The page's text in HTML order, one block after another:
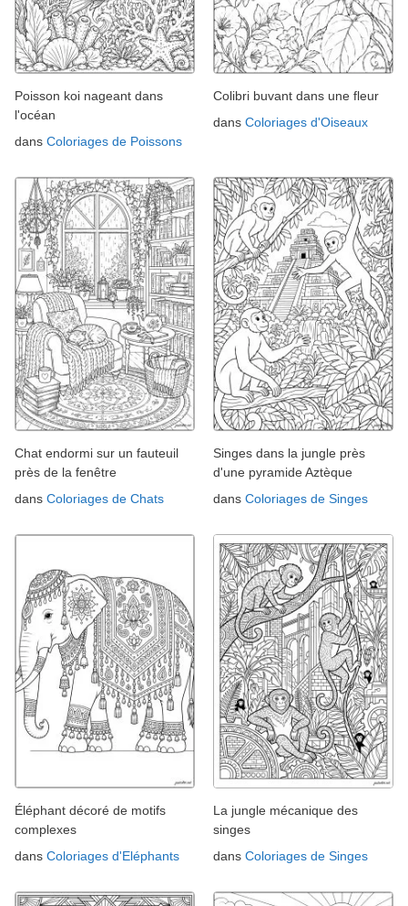
Poisson koi nageant dans
l'océan
dans Coloriages de Poissons
Colibri buvant dans une fleur
dans Coloriages d'Oiseaux
Chat endormi sur un fauteuil
près de la fenêtre
dans Coloriages de Chats
Singes dans la jungle près
d'une pyramide Aztèque
dans Coloriages de Singes
Éléphant décoré de motifs
complexes
dans Coloriages d'Eléphants
La jungle mécanique des
singes
dans Coloriages de Singes